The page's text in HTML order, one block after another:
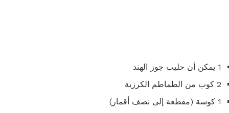
1 يمكن أن حليب جوز الهند
2 كوب من الطماطم الكرزية
1 كوسة (مقطعة إلى نصف أقمار)